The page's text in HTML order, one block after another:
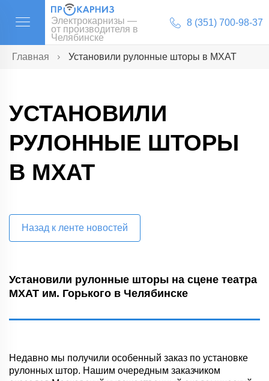
Электрокарнизы —
от производителя в
Челябинске
8 (351) 700-98-37
Главная Установили рулонные шторы в МХАТ
УСТАНОВИЛИ
РУЛОННЫЕ ШТОРЫ
В МХАТ
Назад к ленте новостей
Установили рулонные шторы на сцене театра
МХАТ им. Горького в Челябинске
Недавно мы получили особенный заказ по установке
рулонных штор. Нашим очередным заказчиком